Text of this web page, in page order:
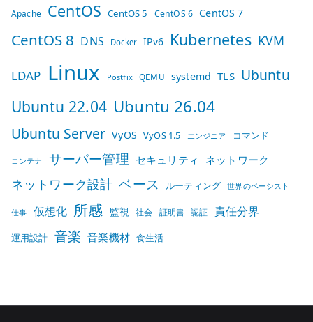
Apache CentOS CentOS 5 CentOS 6 CentOS 7
CentOS 8 DNS Docker IPv6 Kubernetes KVM
LDAP Linux Postfix QEMU systemd TLS Ubuntu
Ubuntu 22.04 Ubuntu 26.04
Ubuntu Server VyOS VyOS 1.5 エンジニア コマンド
コンテナ サーバー管理 セキュリティ ネットワーク
ネットワーク設計 ベース ルーティング 世界のベーシスト
仕事 仮想化 所感 監視 社会 証明書 認証 責任分界
運用設計 音楽 音楽機材 食生活